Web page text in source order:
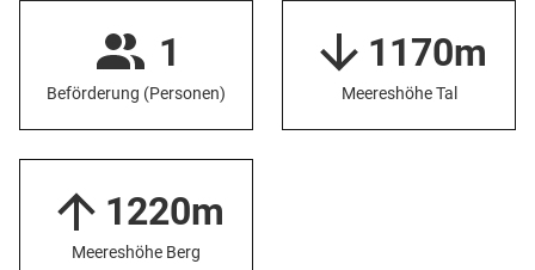
1
Beförderung (Personen)
1170m
Meereshöhe Tal
1220m
Meereshöhe Berg